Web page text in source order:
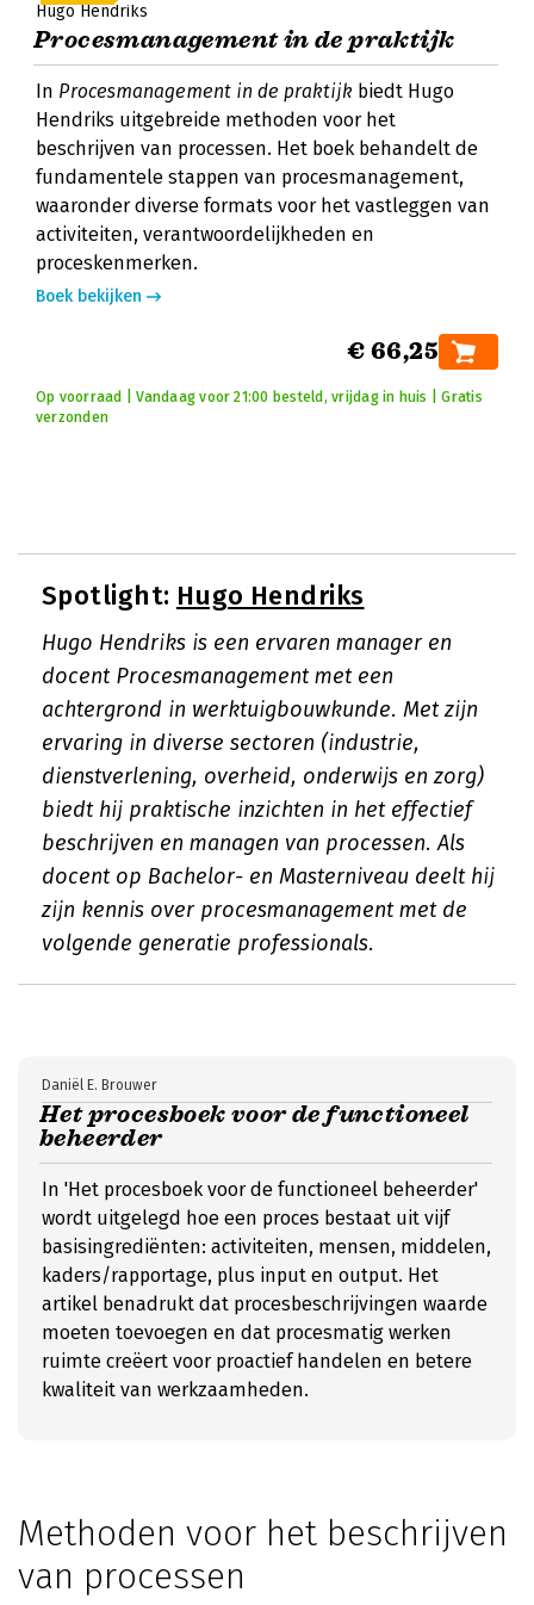
Hugo Hendriks
Procesmanagement in de praktijk
In Procesmanagement in de praktijk biedt Hugo
Hendriks uitgebreide methoden voor het
beschrijven van processen. Het boek behandelt de
fundamentele stappen van procesmanagement,
waaronder diverse formats voor het vastleggen van
activiteiten, verantwoordelijkheden en
proceskenmerken.
Boek bekijken
€ 66,25
Op voorraad | Vandaag voor 21:00 besteld, vrijdag in huis | Gratis
verzonden
Spotlight: Hugo Hendriks
Hugo Hendriks is een ervaren manager en
docent Procesmanagement met een
achtergrond in werktuigbouwkunde. Met zijn
ervaring in diverse sectoren (industrie,
dienstverlening, overheid, onderwijs en zorg)
biedt hij praktische inzichten in het effectief
beschrijven en managen van processen. Als
docent op Bachelor- en Masterniveau deelt hij
zijn kennis over procesmanagement met de
volgende generatie professionals.
Het procesboek voor de functioneel
beheerder
Daniël E. Brouwer
In 'Het procesboek voor de functioneel beheerder'
wordt uitgelegd hoe een proces bestaat uit vijf
basisingrediënten: activiteiten, mensen, middelen,
kaders/rapportage, plus input en output. Het
artikel benadrukt dat procesbeschrijvingen waarde
moeten toevoegen en dat procesmatig werken
ruimte creëert voor proactief handelen en betere
kwaliteit van werkzaamheden.
Methoden voor het beschrijven
van processen